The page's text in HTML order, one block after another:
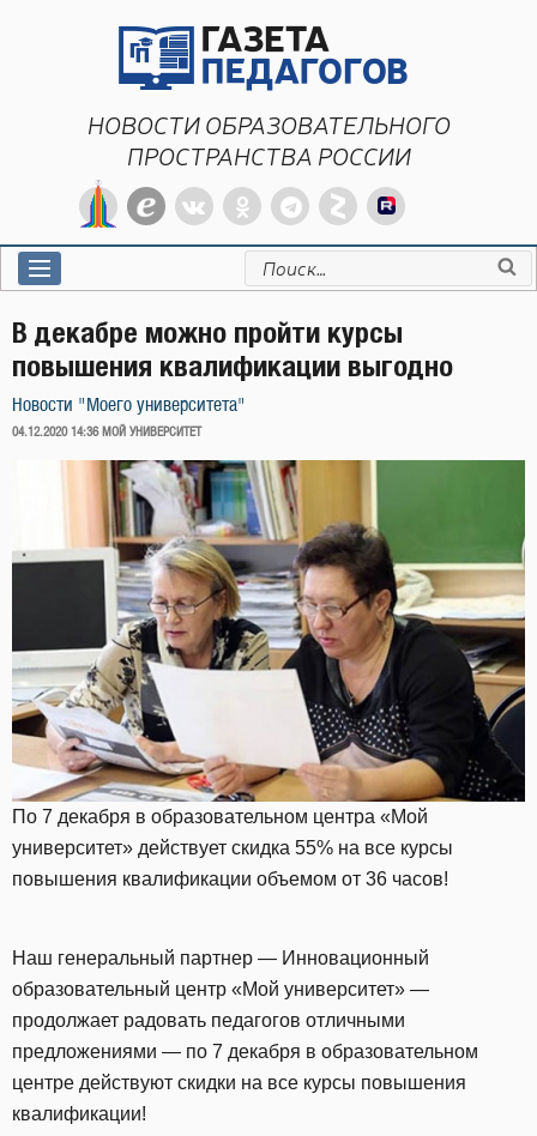
НОВОСТИ ОБРАЗОВАТЕЛЬНОГО
ПРОСТРАНСТВА РОССИИ
Искать:
В декабре можно пройти курсы
повышения квалификации выгодно
Новости "Моего университета"
ОПУБЛИКОВАНО
04.12.2020 14:36 МОЙ УНИВЕРСИТЕТ
По 7 декабря в образовательном центра «Мой
университет» действует скидка 55% на все курсы
повышения квалификации объемом от 36 часов!
Наш генеральный партнер — Инновационный
образовательный центр «Мой университет» —
продолжает радовать педагогов отличными
предложениями — по 7 декабря в образовательном
центре действуют скидки на все курсы повышения
квалификации!